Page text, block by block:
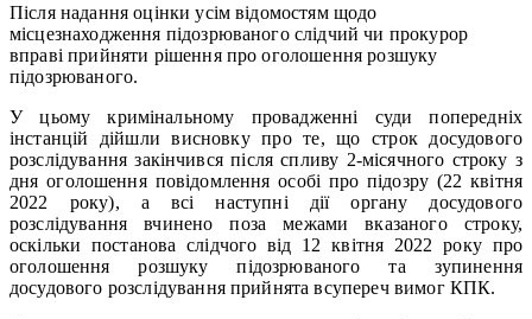
Після надання оцінки усім відомостям щодо
місцезнаходження підозрюваного слідчий чи прокурор
вправі прийняти рішення про оголошення розшуку
підозрюваного.
У цьому кримінальному провадженні суди попередніх
інстанцій дійшли висновку про те, що строк досудового
розслідування закінчився після спливу 2-місячного строку з
дня оголошення повідомлення особі про підозру (22 квітня
2022 року), а всі наступні дії органу досудового
розслідування вчинено поза межами вказаного строку,
оскільки постанова слідчого від 12 квітня 2022 року про
оголошення розшуку підозрюваного та зупинення
досудового розслідування прийнята всупереч вимог КПК.